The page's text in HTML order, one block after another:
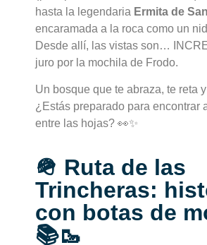
hasta la legendaria Ermita de
encaramada a la roca como un
Desde allí, las vistas son…
juro por la mochila de Frodo.
Un bosque que te abraza, te reta
¿Estás preparado para encontrar
entre las hojas? 👀✨
🪖 Ruta de las
Trincheras:
con botas de
📚🥾